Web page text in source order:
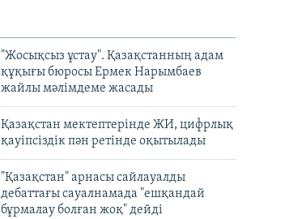
"Жосықсыз ұстау". Қазақстанның адам
құқығы бюросы Ермек Нарымбаев
жайлы мәлімдеме жасады
Қазақстан мектептерінде ЖИ, цифрлық
қауіпсіздік пән ретінде оқытылады
"Қазақстан" арнасы сайлауалды
дебаттағы сауалнамада "ешқандай
бұрмалау болған жоқ" дейді